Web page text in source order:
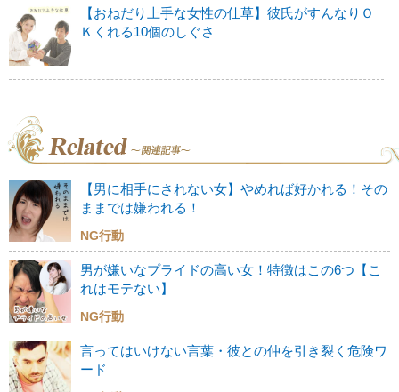
【おねだり上手な女性の仕草】彼氏がすんなりＯ
Ｋくれる10個のしぐさ
【男に相手にされない女】やめれば好かれる！その
ままでは嫌われる！
NG行動
男が嫌いなプライドの高い女！特徴はこの6つ【こ
れはモテない】
NG行動
言ってはいけない言葉・彼との仲を引き裂く危険ワ
ード